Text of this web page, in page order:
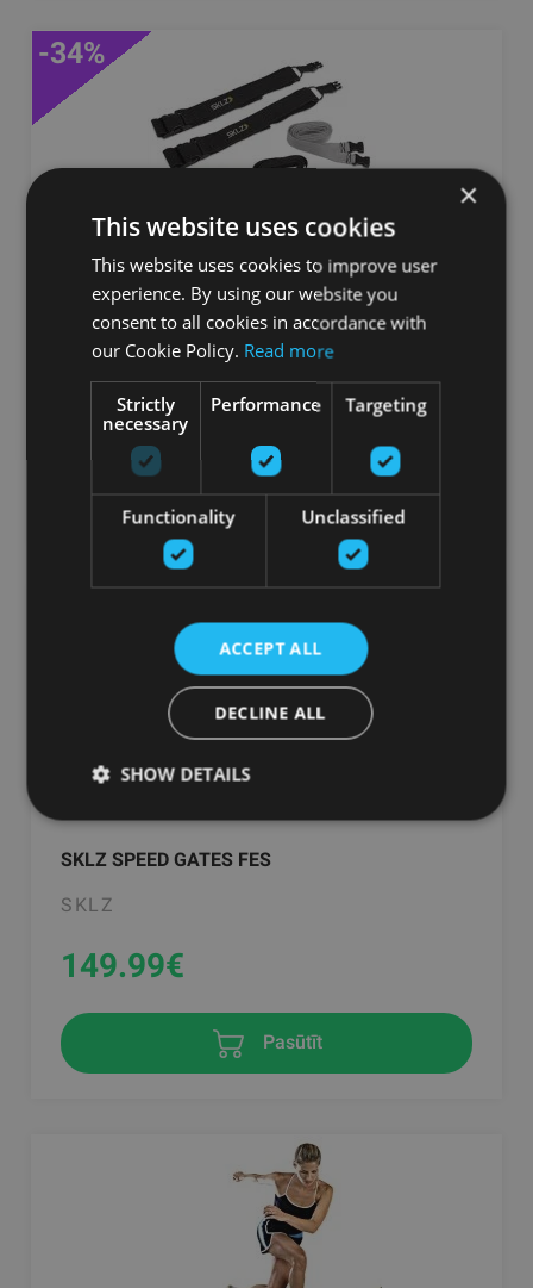
SKLZ REACTION BELTS
SKLZ
-34%
22.90€ 34.90 €
pievienot grozam
SKLZ SPEED GATES FES
SKLZ
149.99€
Pasūtīt
×
This website uses cookies
This website uses cookies to improve user
experience. By using our website you
consent to all cookies in accordance with
our Cookie Policy. Read more
Strictly
necessary
Performance Targeting
Functionality Unclassified
ACCEPT ALL
DECLINE ALL
SHOW DETAILS